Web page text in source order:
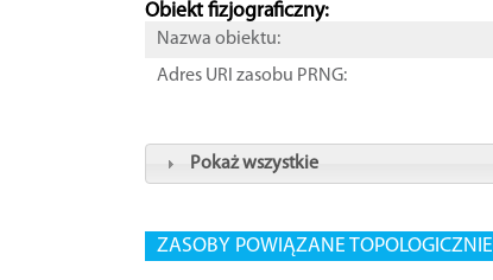
Obiekt fizjograficzny:
Nazwa obiektu:
Adres URI zasobu PRNG:
Pokaż wszystkie
ZASOBY POWIĄZANE TOPOLOGICZNIE